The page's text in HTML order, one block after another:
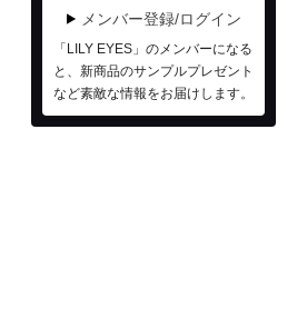
メンバー登録/ログイン
「LILY EYES」のメンバーになる
と、新商品のサンプルプレゼント
など素敵な情報をお届けします。